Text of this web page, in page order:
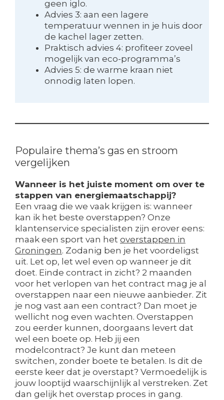
geen iglo.
Advies 3: aan een lagere
temperatuur wennen in je huis door
de kachel lager zetten.
Praktisch advies 4: profiteer zoveel
mogelijk van eco-programma’s
Advies 5: de warme kraan niet
onnodig laten lopen.
Populaire thema’s gas en stroom
vergelijken
Wanneer is het juiste moment om over te
stappen van energiemaatschappij?
Een vraag die we vaak krijgen is: wanneer
kan ik het beste overstappen? Onze
klantenservice specialisten zijn erover eens:
maak een sport van het overstappen in
Groningen. Zodanig ben je het voordeligst
uit. Let op, let wel even op wanneer je dit
doet. Einde contract in zicht? 2 maanden
voor het verlopen van het contract mag je al
overstappen naar een nieuwe aanbieder. Zit
je nog vast aan een contract? Dan moet je
wellicht nog even wachten. Overstappen
zou eerder kunnen, doorgaans levert dat
wel een boete op. Heb jij een
modelcontract? Je kunt dan meteen
switchen, zonder boete te betalen. Is dit de
eerste keer dat je overstapt? Vermoedelijk is
jouw looptijd waarschijnlijk al verstreken. Zet
dan gelijk het overstap proces in gang.